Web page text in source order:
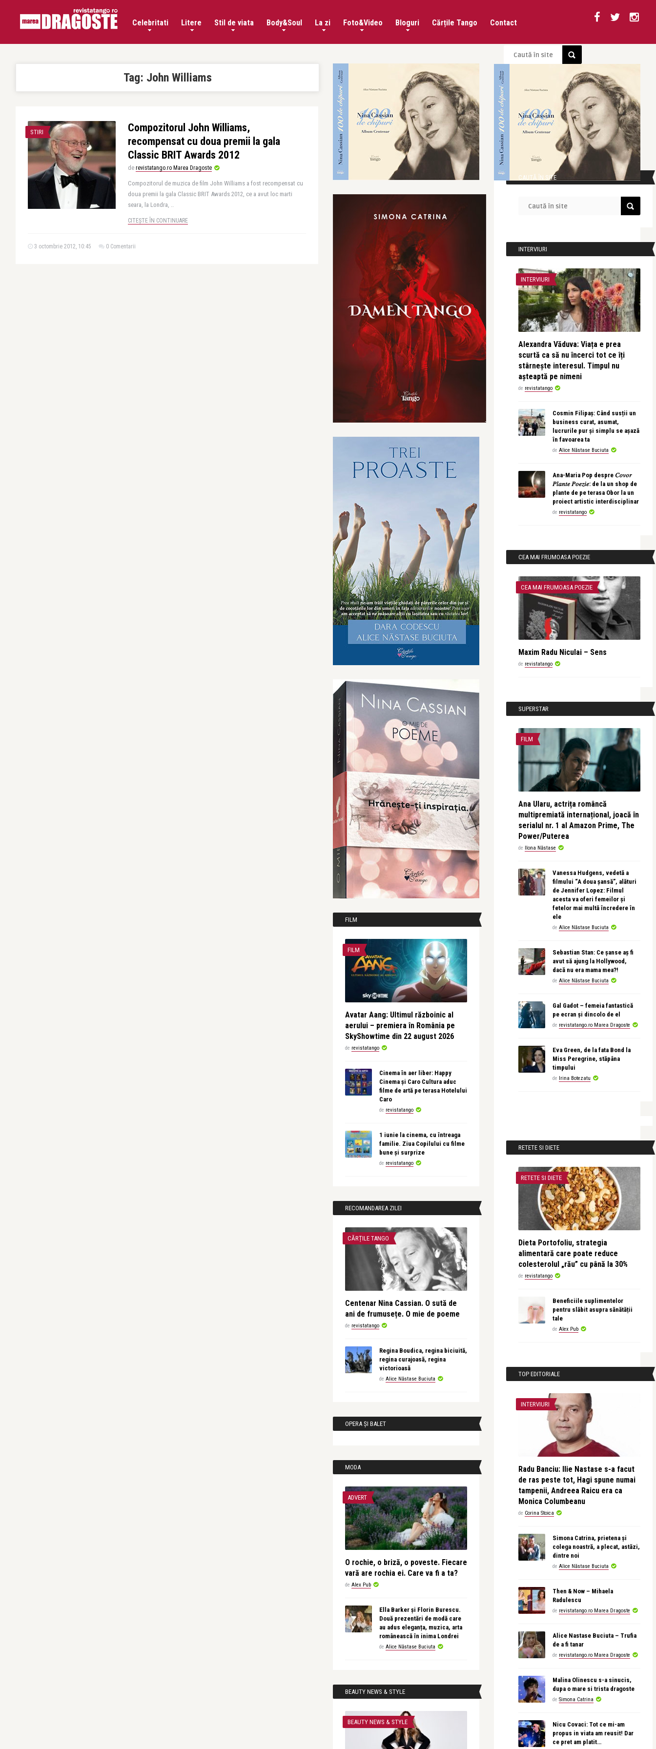
Celebritati Litere Stil de viata Body&Soul La zi Foto&Video Bloguri Cărțile Tango Contact
Tag: John Williams
STIRI
Compozitorul John Williams,
recompensat cu doua premii la gala
Classic BRIT Awards 2012
de revistatango.ro Marea Dragoste
Compozitorul de muzica de film John Williams a fost recompensat cu
doua premii la gala Classic BRIT Awards 2012, ce a avut loc marti
seara, la Londra, ..
CITEȘTE ÎN CONTINUARE
3 octombrie 2012, 10:45 0 Comentarii
FILM
FILM
Avatar Aang: Ultimul războinic al
aerului – premiera în România pe
SkyShowtime din 22 august 2026
de revistatango
Cinema în aer liber: Happy
Cinema și Caro Cultura aduc
filme de artă pe terasa Hotelului
Caro
de revistatango
1 iunie la cinema, cu întreaga
familie. Ziua Copilului cu filme
bune și surprize
de revistatango
RECOMANDAREA ZILEI
CĂRȚILE TANGO
Centenar Nina Cassian. O sută de
ani de frumusețe. O mie de poeme
de revistatango
Regina Boudica, regina biciuită,
regina curajoasă, regina
victorioasă
de Alice Năstase Buciuta
OPERA ȘI BALET
MODA
ADVERT
O rochie, o briză, o poveste. Fiecare
vară are rochia ei. Care va fi a ta?
de Alex Pub
Ella Barker și Florin Burescu.
Două prezentări de modă care
au adus eleganța, muzica, arta
românească în inima Londrei
de Alice Năstase Buciuta
BEAUTY NEWS & STYLE
BEAUTY NEWS & STYLE
CAUTĂ ÎN SITE
INTERVIURI
INTERVIURI
Alexandra Văduva: Viața e prea
scurtă ca să nu încerci tot ce îți
stârnește interesul. Timpul nu
așteaptă pe nimeni
de revistatango
Cosmin Filipaș: Când susții un
business curat, asumat,
lucrurile pur și simplu se așază
în favoarea ta
de Alice Năstase Buciuta
Ana-Maria Pop despre 𝐶𝑜𝑣𝑜𝑟
𝑃𝑙𝑎𝑛𝑡𝑒 𝑃𝑜𝑒𝑧𝑖𝑒: de la un shop de
plante de pe terasa Obor la un
proiect artistic interdisciplinar
de revistatango
CEA MAI FRUMOASA POEZIE
CEA MAI FRUMOASA POEZIE
Maxim Radu Niculai – Sens
de revistatango
SUPERSTAR
FILM
Ana Ularu, actrița româncă
multipremiată internațional, joacă în
serialul nr. 1 al Amazon Prime, The
Power/Puterea
de Ilona Năstase
Vanessa Hudgens, vedetă a
filmului “A doua șansă”, alături
de Jennifer Lopez: Filmul
acesta va oferi femeilor și
fetelor mai multă încredere în
ele
de Alice Năstase Buciuta
Sebastian Stan: Ce șanse aș fi
avut să ajung la Hollywood,
dacă nu era mama mea?!
de Alice Năstase Buciuta
Gal Gadot – femeia fantastică
pe ecran și dincolo de el
de revistatango.ro Marea Dragoste
Eva Green, de la fata Bond la
Miss Peregrine, stăpâna
timpului
de Irina Botezatu
RETETE SI DIETE
RETETE SI DIETE
Dieta Portofoliu, strategia
alimentară care poate reduce
colesterolul „rău” cu până la 30%
de revistatango
Beneficiile suplimentelor
pentru slăbit asupra sănătății
tale
de Alex Pub
TOP EDITORIALE
INTERVIURI
Radu Banciu: Ilie Nastase s-a facut
de ras peste tot, Hagi spune numai
tampenii, Andreea Raicu era ca
Monica Columbeanu
de Corina Stoica
Simona Catrina, prietena și
colega noastră, a plecat, astăzi,
dintre noi
de Alice Năstase Buciuta
Then & Now – Mihaela
Radulescu
de revistatango.ro Marea Dragoste
Alice Nastase Buciuta – Trufia
de a fi tanar
de revistatango.ro Marea Dragoste
Malina Olinescu s-a sinucis,
dupa o mare si trista dragoste
de Simona Catrina
Nicu Covaci: Tot ce mi-am
propus in viata am reusit! Dar
ce pret am platit…